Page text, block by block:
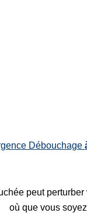
Débouchage
peut perturber
où que vous